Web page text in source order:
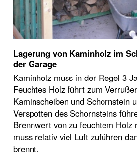
Lagerung von Kaminholz im
der Garage
Kaminholz muss in der Regel 3
Feuchtes Holz führt zum
Kaminscheiben und Schornstein
Verspotten des Schornsteins
Brennwert von zu feuchtem Holz
muss relativ viel Luft zuführen
brennt.